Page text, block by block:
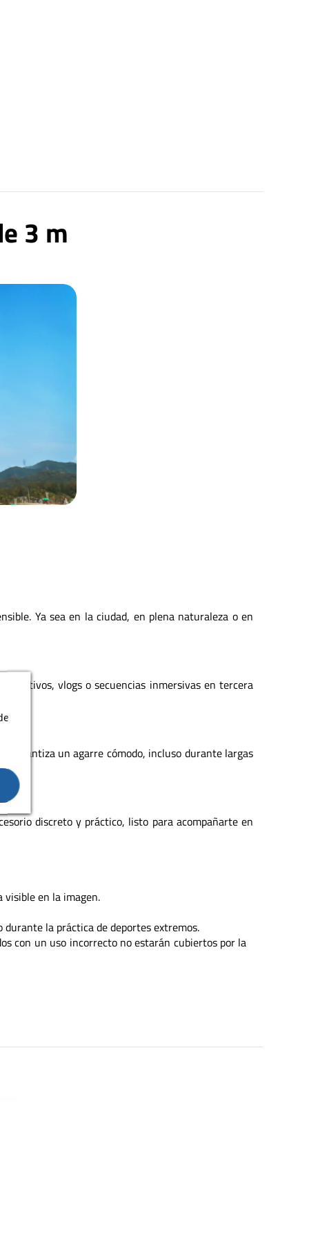
3 m
Ya sea en la ciudad, en plena naturaleza o en
vlogs o secuencias inmersivas en tercera
garantiza un agarre cómodo, incluso durante largas
discreto y práctico, listo para acompañarte en
visible en la imagen.
la práctica de deportes extremos.
con un uso incorrecto no estarán cubiertos por la